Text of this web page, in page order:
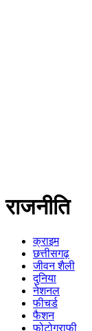
राजनीति
क्राइम
छत्तीसगढ़
जीवन शैली
दुनिया
नेशनल
फीचर्ड
फैशन
फोटोग्राफी